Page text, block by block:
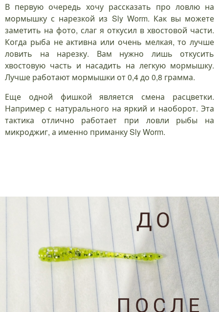
В первую очередь хочу рассказать про ловлю на
мормышку с нарезкой из Sly Worm. Как вы можете
заметить на фото, слаг я откусил в хвостовой части.
Когда рыба не активна или очень мелкая, то лучше
ловить на нарезку. Вам нужно лишь откусить
хвостовую часть и насадить на легкую мормышку.
Лучше работают мормышки от 0,4 до 0,8 грамма.
Еще одной фишкой является смена расцветки.
Например с натурального на яркий и наоборот. Эта
тактика отлично работает при ловли рыбы на
микроджиг, а именно приманку Sly Worm.